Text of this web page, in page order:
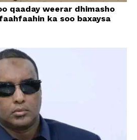
qaaday weerar dhimasho
ka soo baxaysa